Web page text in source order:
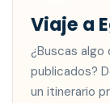
Viaje a
¿Buscas
publicados?
un itinerario